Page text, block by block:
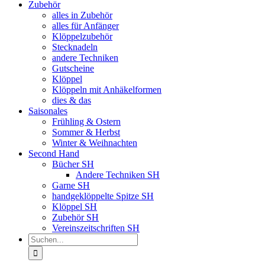
Zubehör
alles in Zubehör
alles für Anfänger
Klöppelzubehör
Stecknadeln
andere Techniken
Gutscheine
Klöppel
Klöppeln mit Anhäkelformen
dies & das
Saisonales
Frühling & Ostern
Sommer & Herbst
Winter & Weihnachten
Second Hand
Bücher SH
Andere Techniken SH
Garne SH
handgeklöppelte Spitze SH
Klöppel SH
Zubehör SH
Vereinszeitschriften SH
Suche
nach: